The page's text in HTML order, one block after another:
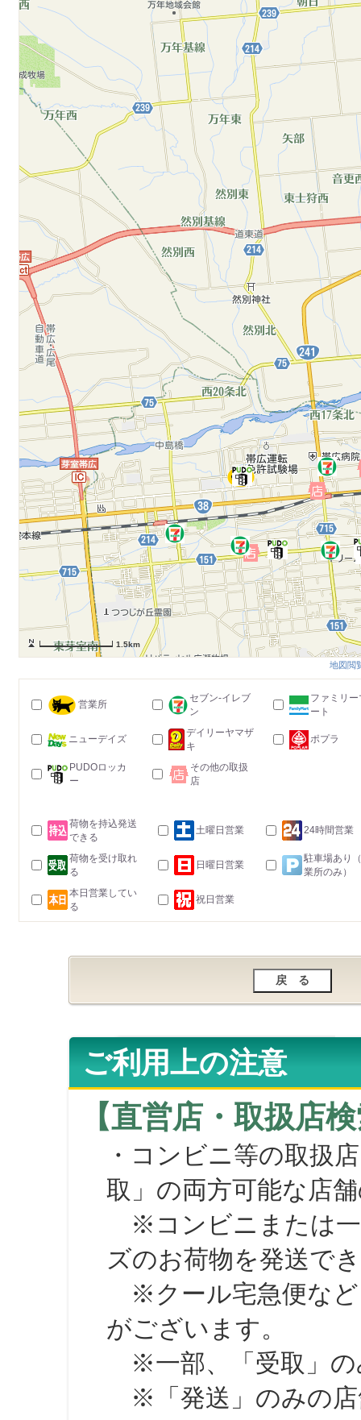
1.5km
地図閲
営業所
セブン-イレブ
ン
ファミリー
ート
ニューデイズ
デイリーヤマザ
キ
ポプラ
PUDOロッカ
ー
その他の取扱
店
荷物を持込発送
できる
土曜日営業 24時間営業
荷物を受け取れ
る
日曜日営業
駐車場あり
業所のみ）
本日営業してい
る
祝日営業
ご利用上の注意
【直営店・取扱店
・コンビニ等の取扱
取」の両方可能な店
※コンビニまたは一
ズのお荷物を発送で
※クール宅急便など
がございます。
※一部、「受取」の
※「発送」のみの店